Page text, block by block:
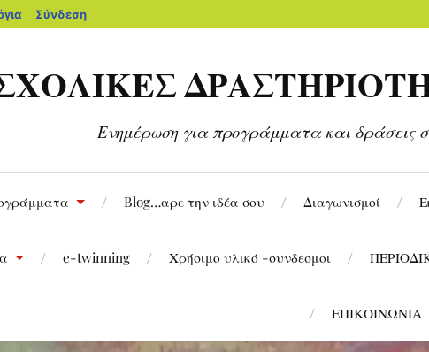
Σύνδεση
Ενημέρωση για προγράμματα και δράσεις
Blog…αρε την ιδέα σου Διαγωνισμοί
e-twinning Χρήσιμο υλικό -συνδεσμοι
ΕΠΙΚΟΙΝΩΝΙΑ